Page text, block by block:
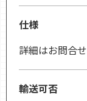
仕様
詳細はお問合せ
輸送可否